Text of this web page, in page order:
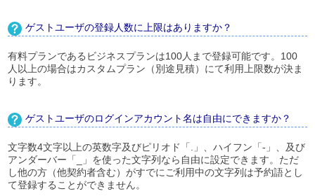
ゲストユーザの登録人数に上限はありますか？
有料プランであるビジネスプランは100人まで登録可能です。100
人以上の場合はカスタムプラン（別途見積）にて利用上限数が決ま
ります。
ゲストユーザのログインアカウント名は自由にできますか？
文字数4文字以上の英数字及びピリオド「.」、ハイフン「-」、及び
アンダーバー「_」を使った文字列なら自由に設定できます。ただ
し他の方（他契約者含む）がすでにご利用中の文字列は予約語とし
て登録することができません。